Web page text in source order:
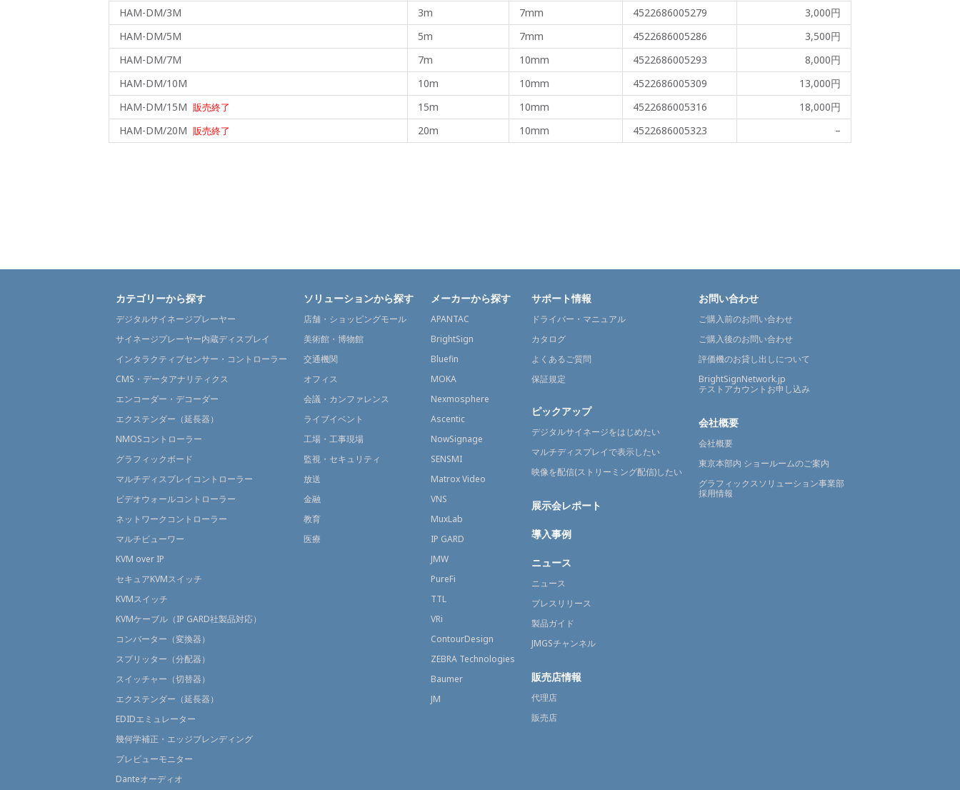
HAM-DM/3M
3m 7mm 4522686005279
3,000円
HAM-DM/5M
5m 7mm 4522686005286
3,500円
HAM-DM/7M
7m 10mm 4522686005293
8,000円
HAM-DM/10M
10m 10mm 4522686005309
13,000円
HAM-DM/15M 販売終了 15m 10mm 4522686005316
18,000円
HAM-DM/20M 販売終了 20m 10mm 4522686005323 –
カテゴリーから探す
デジタルサイネージプレーヤー
サイネージプレーヤー内蔵ディスプレイ
インタラクティブセンサー・コントローラー
CMS・データアナリティクス
エンコーダー・デコーダー
エクステンダー（延長器）
NMOSコントローラー
グラフィックボード
マルチディスプレイコントローラー
ビデオウォールコントローラー
ネットワークコントローラー
マルチビューワー
KVM over IP
セキュアKVMスイッチ
KVMスイッチ
KVMケーブル（IP GARD社製品対応）
コンバーター（変換器）
スプリッター（分配器）
スイッチャー（切替器）
エクステンダー（延長器）
EDIDエミュレーター
幾何学補正・エッジブレンディング
プレビューモニター
Danteオーディオ
ソリューションから探す
店舗・ショッピングモール
美術館・博物館
交通機関
オフィス
会議・カンファレンス
ライブイベント
工場・工事現場
監視・セキュリティ
放送
金融
教育
医療
メーカーから探す
APANTAC
BrightSign
Bluefin
MOKA
Nexmosphere
Ascentic
NowSignage
SENSMI
Matrox Video
VNS
MuxLab
IP GARD
JMW
PureFi
TTL
VRi
ContourDesign
ZEBRA Technologies
Baumer
JM
サポート情報
ドライバー・マニュアル
カタログ
よくあるご質問
保証規定
ピックアップ
デジタルサイネージをはじめたい
マルチディスプレイで表示したい
映像を配信(ストリーミング配信)したい
展示会レポート
導入事例
ニュース
ニュース
プレスリリース
製品ガイド
JMGSチャンネル
販売店情報
代理店
販売店
お問い合わせ
ご購入前のお問い合わせ
ご購入後のお問い合わせ
評価機のお貸し出しについて
BrightSignNetwork.jp
テストアカウントお申し込み
会社概要
会社概要
東京本部内 ショールームのご案内
グラフィックスソリューション事業部
採用情報